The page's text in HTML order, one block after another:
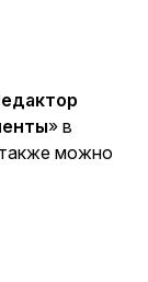
» в
можно